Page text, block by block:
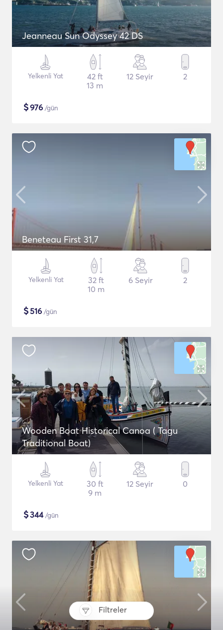
Filtreler
Jeanneau Sun Odyssey 42 DS
Yelkenli Yat
42 ft
13 m
12 Seyir 2
$976 /gün
Beneteau First 31,7
Yelkenli Yat
32 ft
10 m
6 Seyir 2
$516 /gün
Wooden Boat Historical Canoa ( Tagu
Traditional Boat)
Yelkenli Yat
30 ft
9 m
12 Seyir 0
$344/gün